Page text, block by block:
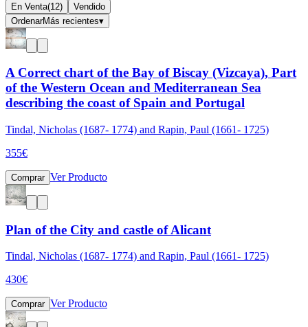
En Venta(12)
Vendido
OrdenarMás recientes▾
A Correct chart of the Bay of Biscay (Vizcaya), Part
of the Western Ocean and Mediterranean Sea
describing the coast of Spain and Portugal
Tindal, Nicholas (1687- 1774) and Rapin, Paul (1661- 1725)
355€
Comprar Ver Producto
Plan of the City and castle of Alicant
Tindal, Nicholas (1687- 1774) and Rapin, Paul (1661- 1725)
430€
Comprar Ver Producto